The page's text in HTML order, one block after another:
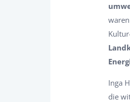
Inga
die